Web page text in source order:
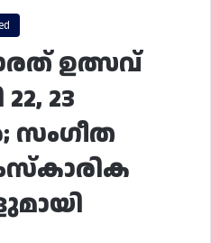
ഉത്സവ്
23
സംഗീത